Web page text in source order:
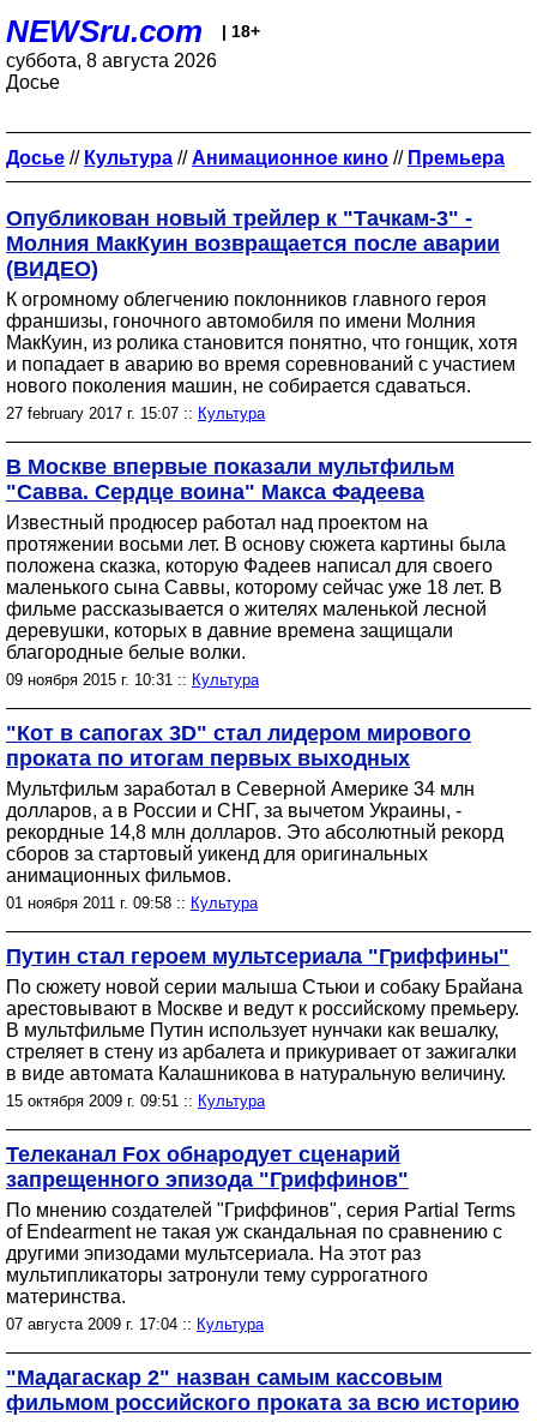
NEWSru.com | 18+
суббота, 8 августа 2026
Досье
Досье // Культура //Анимационное кино // Премьера
Опубликован новый трейлер к "Тачкам-3" -
Молния МакКуин возвращается после аварии
(ВИДЕО)
К огромному облегчению поклонников главного героя
франшизы, гоночного автомобиля по имени Молния
МакКуин, из ролика становится понятно, что гонщик, хотя
и попадает в аварию во время соревнований с участием
нового поколения машин, не собирается сдаваться.
27 february 2017 г. 15:07 :: Культура
В Москве впервые показали мультфильм
"Савва. Сердце воина" Макса Фадеева
Известный продюсер работал над проектом на
протяжении восьми лет. В основу сюжета картины была
положена сказка, которую Фадеев написал для своего
маленького сына Саввы, которому сейчас уже 18 лет. В
фильме рассказывается о жителях маленькой лесной
деревушки, которых в давние времена защищали
благородные белые волки.
09 ноября 2015 г. 10:31 :: Культура
"Кот в сапогах 3D" стал лидером мирового
проката по итогам первых выходных
Мультфильм заработал в Северной Америке 34 млн
долларов, а в России и СНГ, за вычетом Украины, -
рекордные 14,8 млн долларов. Это абсолютный рекорд
сборов за стартовый уикенд для оригинальных
анимационных фильмов.
01 ноября 2011 г. 09:58 :: Культура
Путин стал героем мультсериала "Гриффины"
По сюжету новой серии малыша Стьюи и собаку Брайана
арестовывают в Москве и ведут к российскому премьеру.
В мультфильме Путин использует нунчаки как вешалку,
стреляет в стену из арбалета и прикуривает от зажигалки
в виде автомата Калашникова в натуральную величину.
15 октября 2009 г. 09:51 :: Культура
Телеканал Fox обнародует сценарий
запрещенного эпизода "Гриффинов"
По мнению создателей "Гриффинов", серия Partial Terms
of Endearment не такая уж скандальная по сравнению с
другими эпизодами мультсериала. На этот раз
мультипликаторы затронули тему суррогатного
материнства.
07 августа 2009 г. 17:04 :: Культура
"Мадагаскар 2" назван самым кассовым
фильмом российского проката за всю историю